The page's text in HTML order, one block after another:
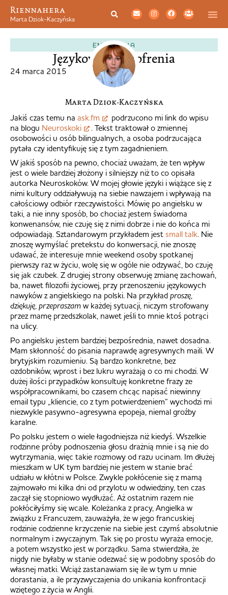
Riennahera
Marta Dziok-Kaczyńska
EMIGRACJA
Językowa schizofrenia
24 marca 2015
Marta Dziok-Kaczyńska
Jakiś czas temu na ask.fm
podrzucono mi link do wpisu
na blogu Neuroskoki
. Tekst traktował o zmiennej
osobowości u osób bilingualnych, a osoba podrzucająca
pytała czy identyfikuję się z tym zagadnieniem.
W jakiś sposób na pewno, chociaż uważam, że ten wpływ
jest o wiele bardziej złożony i silniejszy niż to co opisała
autorka Neuroskoków. W mojej głowie języki i wiążące się z
nimi kultury oddziaływują na siebie nawzajem i wpływają na
całościowy odbiór rzeczywistości. Mówię po angielsku w
taki, a nie inny sposób, bo chociaż jestem świadoma
konwenansów, nie czuję się z nimi dobrze i nie do końca mi
odpowiadają. Sztandarowym przykładem jest small talk. Nie
znoszę wymyślać pretekstu do konwersacji, nie znoszę
udawać, że interesuje mnie weekend osoby spotkanej
pierwszy raz w życiu, wolę się w ogóle nie odzywać, bo czuję
się jak czubek. Z drugiej strony obserwuję zmianę zachowań,
ba, nawet filozofii życiowej, przy przenoszeniu językowych
nawyków z angielskiego na polski. Na przykład proszę,
dziękuję, przepraszam w każdej sytuacji, niczym strofowany
przez mamę przedszkolak, nawet jeśli to mnie ktoś potrąci
na ulicy.
Po angielsku jestem bardziej bezpośrednia, nawet dosadna.
Mam skłonność do pisania naprawdę agresywnych maili. W
brytyjskim rozumieniu. Są bardzo konkretne, bez
ozdobników, wprost i bez lukru wyrażają o co mi chodzi. W
dużej ilości przypadków konsultuję konkretne frazy ze
współpracownikami, bo czasem chcąc napisać niewinny
email typu „kliencie, co z tym potwierdzeniem” wychodzi mi
niezwykle pasywno-agresywna epopeja, niemal groźby
karalne.
Po polsku jestem o wiele łagodniejsza niż kiedyś. Wszelkie
rodzinne próby podnoszenia głosu drażnią mnie i są nie do
wytrzymania, więc takie rozmowy od razu ucinam. Im dłużej
mieszkam w UK tym bardziej nie jestem w stanie brać
udziału w kłótni w Polsce. Zwykle pokłócenie się z mamą
zajmowało mi kilka dni od przylotu w odwiedziny, ten czas
zaczął się stopniowo wydłużać. Aż ostatnim razem nie
pokłóciłyśmy się wcale. Koleżanka z pracy, Angielka w
związku z Francuzem, zauważyła, że w jego francuskiej
rodzinie codzienne krzyczenie na siebie jest czymś absolutnie
normalnym i zwyczajnym. Tak się po prostu wyraża emocje,
a potem wszystko jest w porządku. Sama stwierdziła, że
nigdy nie byłaby w stanie odezwać się w podobny sposób do
własnej matki. Wciąż zastanawiam się ile w tym u mnie
dorastania, a ile przyzwyczajenia do unikania konfrontacji
wziętego z życia w Anglii.